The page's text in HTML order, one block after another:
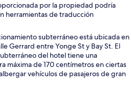
por la propiedad podría
herramientas de traducción
subterráneo está ubicada en
Gerrard entre Yonge St y Bay St. El
del hotel tiene una
máxima de 170 centímetros en ciertas
vehículos de pasajeros de gran